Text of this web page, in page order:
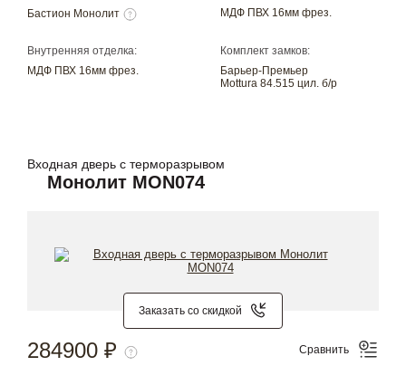
Бастион Монолит
МДФ ПВХ 16мм фрез.
Внутренняя отделка:
МДФ ПВХ 16мм фрез.
Комплект замков:
Барьер-Премьер
Mottura 84.515 цил. б/р
Входная дверь с терморазрывом
Монолит MON074
Заказать со скидкой
284900 ₽ Сравнить